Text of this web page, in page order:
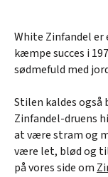
White Zinfandel er
kæmpe succes i
sødmefuld med
Stilen kaldes
Zinfandel-druens
at være stram og
være let, blød og
på vores side om